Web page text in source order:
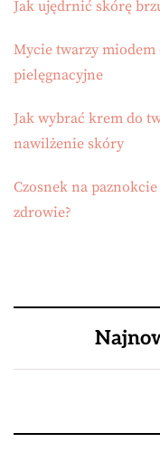
Jak ujędrnić skórę
Mycie twarzy miodem
pielęgnacyjne
Jak wybrać krem do
nawilżenie skóry
Czosnek na
zdrowie?